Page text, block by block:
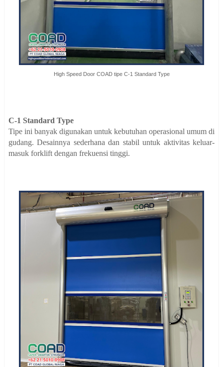
High Speed Door COAD tipe C-1 Standard Type
C-1 Standard Type
Tipe ini banyak digunakan untuk kebutuhan operasional umum di
gudang. Desainnya sederhana dan stabil untuk aktivitas keluar-
masuk forklift dengan frekuensi tinggi.